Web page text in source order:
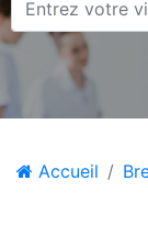
Accueil